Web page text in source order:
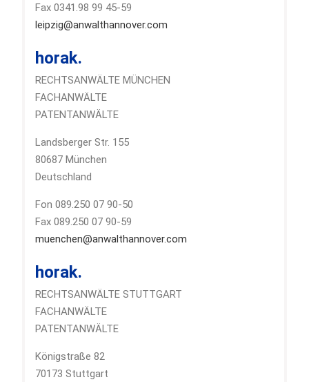
Fax 0341.98 99 45-59
leipzig@anwalthannover.com
horak.
RECHTSANWÄLTE MÜNCHEN
FACHANWÄLTE
PATENTANWÄLTE
Landsberger Str. 155
80687 München
Deutschland
Fon 089.250 07 90-50
Fax 089.250 07 90-59
muenchen@anwalthannover.com
horak.
RECHTSANWÄLTE STUTTGART
FACHANWÄLTE
PATENTANWÄLTE
Königstraße 82
70173 Stuttgart